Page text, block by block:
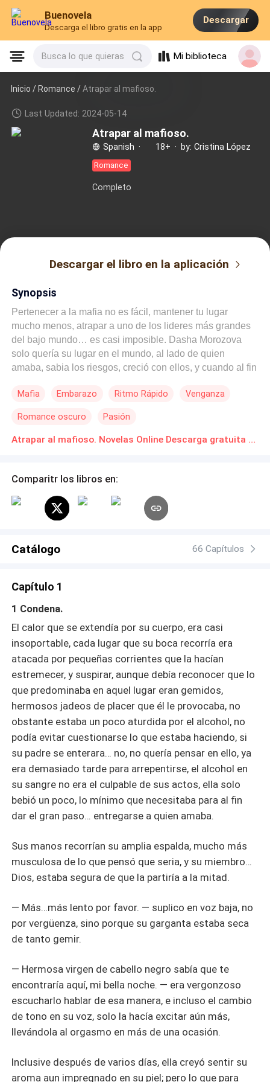
Buenovela
Descarga el libro gratis en la app
Descargar
Busca lo que quieras Mi biblioteca
Inicio /Romance /Atrapar al mafioso.
Last Updated: 2024-05-14
Atrapar al mafioso.
Spanish · 18+ · by: Cristina López
Romance
Completo
Descargar el libro en la aplicación
Synopsis
Pertenecer a la mafia no es fácil, mantener tu lugar
mucho menos, atrapar a uno de los lideres más grandes
del bajo mundo… es casi imposible. Dasha Morozova
solo quería su lugar en el mundo, al lado de quien
amaba, sabia los riesgos, creció con ellos, y cuando al fin
no todo es un cuento de hadas, más cuando vives
prioridad, busca venganza, quiere recuperar lo que por
ley es suyo y no le importa a que demonio deba tentar
del futuro es su gran aliado cuando debe cuidar su
escapan incluso de su don, es así como el gran mafioso
dueño de casi toda rusia y apodado la muerte blanca,
cual ni siquiera sabe quién es la madre. Dasha debe
con la madre de su hijo. La venganza es un plato que se
sirve frio, y atrapar a un mafioso puede hacerte arder
Dasha… aun no lo sabe.
Mafia Embarazo Ritmo Rápido Venganza
Romance oscuro Pasión
Atrapar al mafioso. Novelas Online Descarga gratuita de PDF
Comparitr los libros en:
Catálogo 66 Capítulos
Capítulo 1
1 Condena.
El calor que se extendía por su cuerpo, era casi
insoportable, cada lugar que su boca recorría era
atacada por pequeñas corrientes que la hacían
estremecer, y suspirar, aunque debía reconocer que lo
que predominaba en aquel lugar eran gemidos,
hermosos jadeos de placer que él le provocaba, no
obstante estaba un poco aturdida por el alcohol, no
podía evitar cuestionarse lo que estaba haciendo, si
su padre se enterara… no, no quería pensar en ello, ya
era demasiado tarde para arrepentirse, el alcohol en
su sangre no era el culpable de sus actos, ella solo
bebió un poco, lo mínimo que necesitaba para al fin
dar el gran paso… entregarse a quien amaba.
Sus manos recorrían su amplia espalda, mucho más
musculosa de lo que pensó que seria, y su miembro…
Dios, estaba segura de que la partiría a la mitad.
— Más…más lento por favor. — suplico en voz baja, no
por vergüenza, sino porque su garganta estaba seca
de tanto gemir.
— Hermosa virgen de cabello negro sabía que te
encontraría aquí, mi bella noche. — era vergonzoso
escucharlo hablar de esa manera, e incluso el cambio
de tono en su voz, solo la hacía excitar aún más,
llevándola al orgasmo en más de una ocasión.
Inclusive después de varios días, ella creyó sentir su
aroma aun impregnado en su piel; pero lo que para